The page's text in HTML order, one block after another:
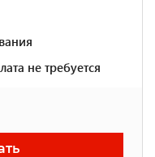
не требуется